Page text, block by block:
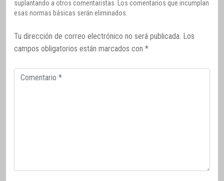
suplantando a otros comentaristas. Los comentarios que incumplan
esas normas básicas serán eliminados.
Tu dirección de correo electrónico no será publicada. Los
campos obligatorios están marcados con *
Comentario